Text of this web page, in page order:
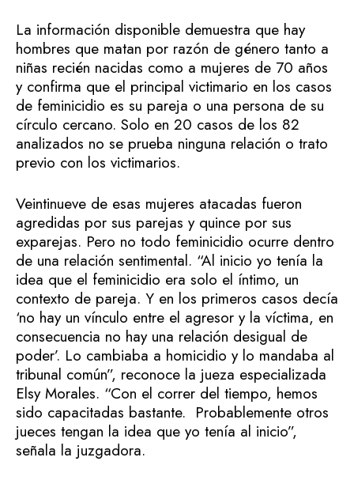
La información disponible demuestra que hay
hombres que matan por razón de género tanto a
niñas recién nacidas como a mujeres de 70 años
y confirma que el principal victimario en los casos
de feminicidio es su pareja o una persona de su
círculo cercano. Solo en 20 casos de los 82
analizados no se prueba ninguna relación o trato
previo con los victimarios.
Veintinueve de esas mujeres atacadas fueron
agredidas por sus parejas y quince por sus
exparejas. Pero no todo feminicidio ocurre dentro
de una relación sentimental. “Al inicio yo tenía la
idea que el feminicidio era solo el íntimo, un
contexto de pareja. Y en los primeros casos decía
‘no hay un vínculo entre el agresor y la víctima, en
consecuencia no hay una relación desigual de
poder’. Lo cambiaba a homicidio y lo mandaba al
tribunal común”, reconoce la jueza especializada
Elsy Morales. “Con el correr del tiempo, hemos
sido capacitadas bastante. Probablemente otros
jueces tengan la idea que yo tenía al inicio”,
señala la juzgadora.